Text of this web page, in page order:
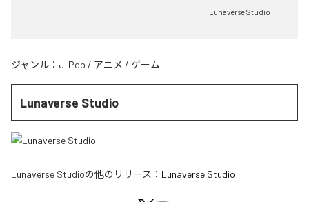
Lunaverse Studio
ジャンル： J-Pop / アニメ / ゲーム
Lunaverse Studio
Lunaverse Studioの他のリリース： Lunaverse Studio